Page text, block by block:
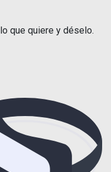
que quiere y déselo.